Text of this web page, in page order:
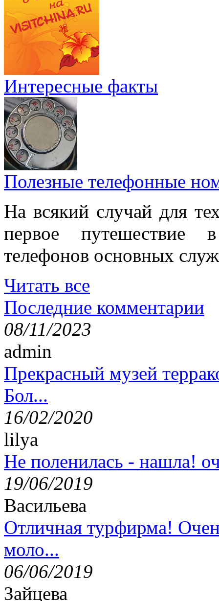
Интересные факты
Полезные телефонные
На всякий случай для
первое путешествие
телефонов основных
Читать все
Последние комментарии
08/11/2023
admin
Прекрасный музей
Бол...
16/02/2020
lilya
Не поленилась - нашла!
19/06/2019
Васильева
Отличная турфирма!
моло...
06/06/2019
Зайцева